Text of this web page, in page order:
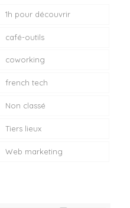
1h pour découvrir
café-outils
coworking
french tech
Non classé
Tiers lieux
Web marketing